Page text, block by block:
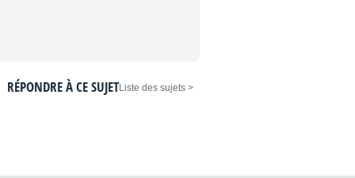
< Liste des sujets
RÉPONDRE À CE SUJET